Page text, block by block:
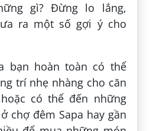
gì? Đừng lo lắng,
ra một số gợi ý cho
bạn hoàn toàn có thể
trí nhẹ nhàng cho căn
có thể đến những
chợ đêm Sapa hay gần